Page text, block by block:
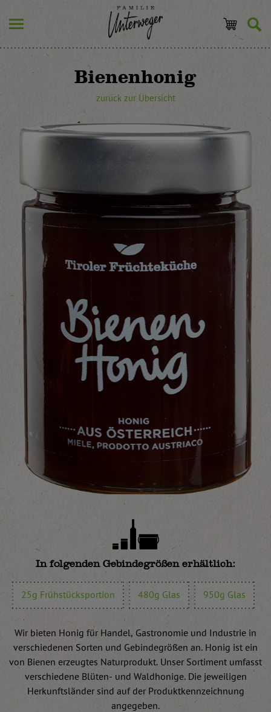
Bienenhonig
zurück zur Übersicht
In folgenden Gebindegrößen erhältlich:
25g Frühstücksportion 480g Glas 950g Glas
Wir bieten Honig für Handel, Gastronomie und Industrie in
verschiedenen Sorten und Gebindegrößen an. Honig ist ein
von Bienen erzeugtes Naturprodukt. Unser Sortiment umfasst
verschiedene Blüten- und Waldhonige. Die jeweiligen
Herkunftsländer sind auf der Produktkennzeichnung
angegeben.